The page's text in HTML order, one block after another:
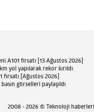
A101 fırsatı [13 Ağustos 2026]
yol yapılarak rekor kırıldı
fırsatı [Ağustos 2026]
görselleri paylaşıldı
2008 - 2026 © Teknoloji haberleri